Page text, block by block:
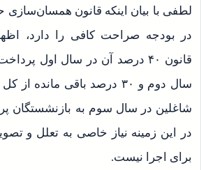
لطفی با بیان اینکه قانون
در بودجه صراحت کافی را دارد،
شاغلین در سال سوم به بازنشستگان
در این زمینه نیاز خاصی به تعلل و
برای اجرا نیست.